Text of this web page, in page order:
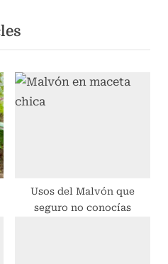
Usos del Malvón que
seguro no conocías